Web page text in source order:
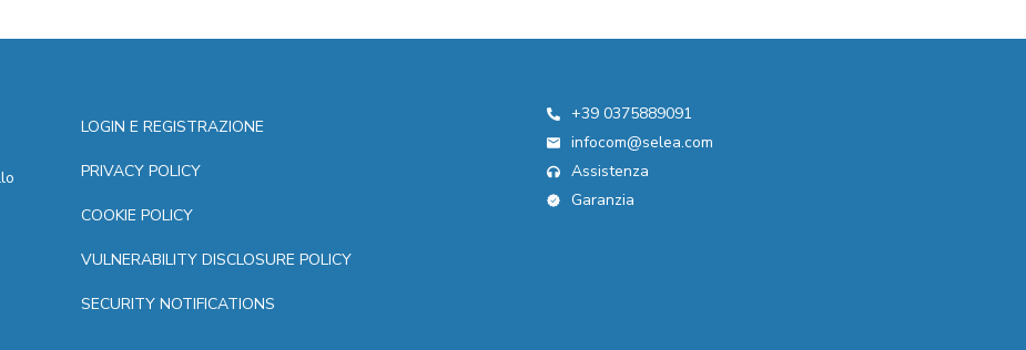
LOGIN E REGISTRAZIONE
PRIVACY POLICY
COOKIE POLICY
VULNERABILITY DISCLOSURE POLICY
SECURITY NOTIFICATIONS
+39 0375889091
infocom@selea.com
Assistenza
Garanzia